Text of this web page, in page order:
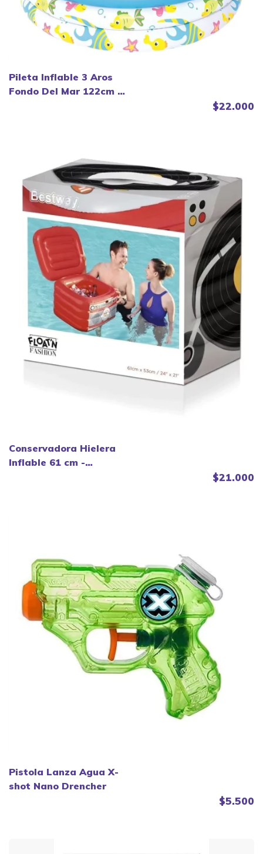
Pileta Inflable 3 Aros
Fondo Del Mar 122cm -
$22.000
Conservadora Hielera
Inflable 61 cm -
$21.000
Pistola Lanza Agua X-
shot Nano Drencher
$5.500